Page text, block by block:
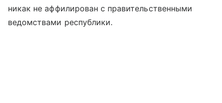
никак не аффилирован с правительственными
ведомствами республики.